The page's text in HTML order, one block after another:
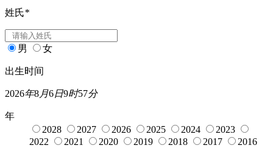
姓氏*
男 女
出生时间
2026年8月6日9时57分
年
2028
2027 2026 2025 2024
2023
2022
2021 2020 2019 2018 2017
2016